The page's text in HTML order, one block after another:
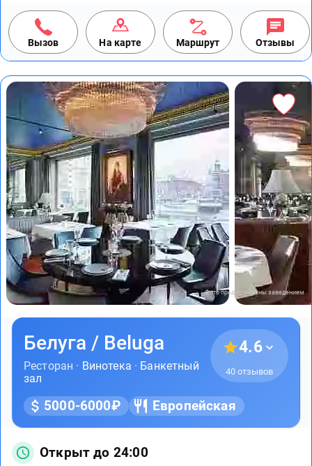
Вызов На карте Маршрут Отзывы
Фото предоставлены заведением
Белуга / Beluga
Ресторан · Винотека · Банкетный
зал
4.6
40 отзывов
5000-6000₽ Европейская
Открыт до 24:00